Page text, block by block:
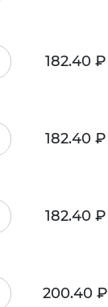
182.40 ₽
182.40 ₽
182.40 ₽
200.40 ₽